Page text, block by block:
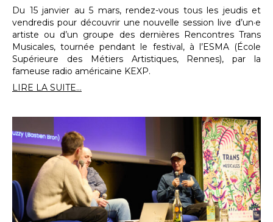
Du 15 janvier au 5 mars, rendez-vous tous les jeudis et
vendredis pour découvrir une nouvelle session live d’un·e
artiste ou d’un groupe des dernières Rencontres Trans
Musicales, tournée pendant le festival, à l’ESMA (École
Supérieure des Métiers Artistiques, Rennes), par la
fameuse radio américaine KEXP.
LIRE LA SUITE...